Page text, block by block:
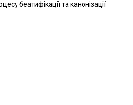
беатифікації та канонізації